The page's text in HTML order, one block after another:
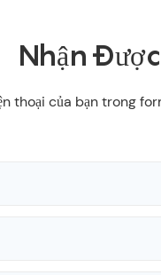
Nhận
thoại của bạn trong